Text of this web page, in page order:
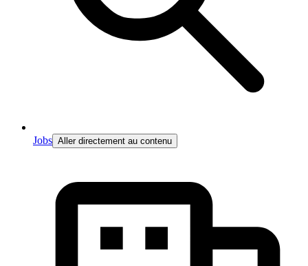
Jobs Aller directement au contenu